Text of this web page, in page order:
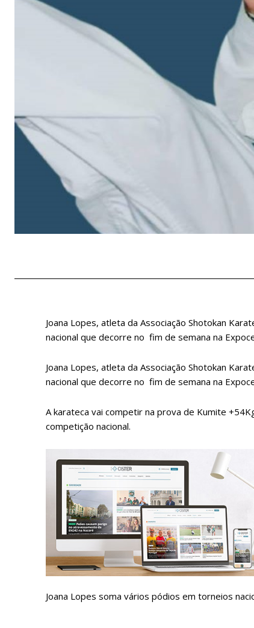
Joana Lopes, atleta da Associação Shotokan
nacional que decorre no fim de semana na
Joana Lopes, atleta da Associação Shotokan
nacional que decorre no fim de semana na
A karateca vai competir na prova de Kumite
competição nacional.
Joana Lopes soma vários pódios em torneios